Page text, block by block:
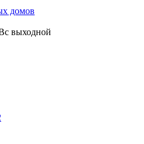
домов
выходной